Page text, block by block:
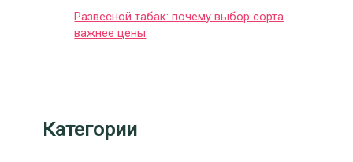
Развесной табак: почему выбор сорта
важнее цены
Категории